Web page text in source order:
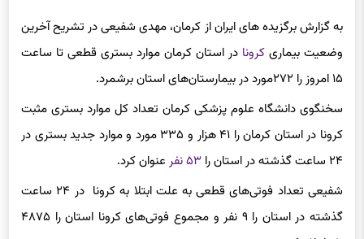
به گزارش برگزیده های ایران از کرمان، مهدی شفیعی در تشریح آخرین
وضعیت بیماریکرونا در استان کرمان موارد بستری قطعی تا ساعت
۱۵ امروز را ۲۷۲مورد در بیمارستان‌های استان برشمرد.
سخنگوی دانشگاه علوم پزشکی کرمان تعداد کل موارد بستری مثبت
کرونا در استان کرمان را ۴۱ هزار و ۳۳۵ مورد و موارد جدید بستری در
۲۴ ساعت گذشته در استان را
۵۳ نفر
عنوان کرد.
شفیعی تعداد فوتی‌های قطعی به علت ابتلا به کرونا در ۲۴ ساعت
گذشته در استان را ۹ نفر و مجموع فوتی‌های کرونا استان را ۴۸۷۵